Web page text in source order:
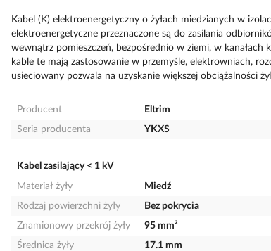
Kabel (K) elektroenergetyczny o żyłach miedzianych w
elektroenergetyczne przeznaczone są do zasilania
wewnątrz pomieszczeń, bezpośrednio w ziemi, w
kable te mają zastosowanie w przemyśle, elektrowniach,
usieciowany pozwala na uzyskanie większej obciążalności
Producent
Eltrim
Seria producenta
YKXS
Kabel zasilający < 1 kV
Materiał żyły
Miedź
Rodzaj powierzchni żyły
Bez pokrycia
Znamionowy przekrój żyły
95 mm²
Średnica żyły
17.1 mm